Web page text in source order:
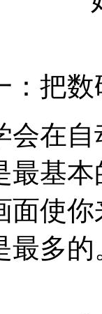
：把
会在
最基
面使
最多